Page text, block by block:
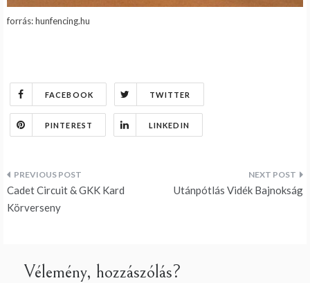
forrás: hunfencing.hu
FACEBOOK TWITTER
PINTEREST LINKEDIN
Bejegyzés
navigáció
Cadet Circuit & GKK Kard
Körverseny
Utánpótlás Vidék Bajnokság
Vélemény, hozzászólás?